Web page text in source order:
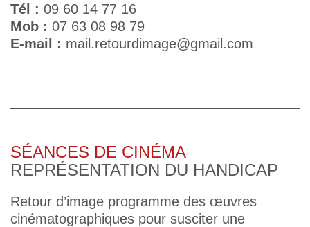
Tél : 09 60 14 77 16
Mob : 07 63 08 98 79
E-mail : mail.retourdimage@gmail.com
SÉANCES DE CINÉMA
REPRÉSENTATION DU HANDICAP
Retour d’image programme des œuvres
cinématographiques pour susciter une